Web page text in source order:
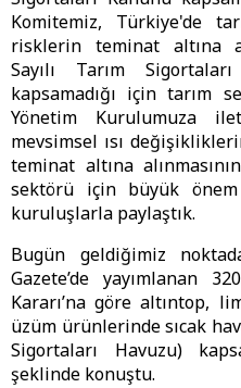
Komitemiz, Türkiye'de
risklerin teminat altına
Sayılı Tarım
kapsamadığı için tarım
Yönetim Kurulumuza
mevsimsel ısı
teminat altına
sektörü için büyük
kuruluşlarla paylaştık.
Bugün geldiğimiz
Gazete’de yayımlanan
Kararı’na göre altıntop,
üzüm ürünlerinde sıcak
Sigortaları Havuzu)
şeklinde konuştu.